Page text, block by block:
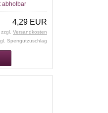
abholbar
4,29 EUR
Versandkosten
Sperrgutzuschlag